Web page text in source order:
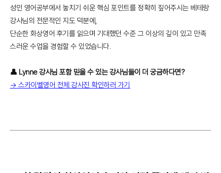
성인 영어공부에서 놓치기 쉬운 핵심 포인트를 정확히 짚어주시는 베테랑
강사님의 전문적인 지도 덕분에,
단순한 화상영어 후기를 읽으며 기대했던 수준 그 이상의 깊이 있고 만족
스러운 수업을 경험할 수 있었습니다.
👤 Lynne 강사님 포함 믿을 수 있는 강사님들이 더 궁금하다면?
→ 스카이벨영어 전체 강사진 확인하러 가기